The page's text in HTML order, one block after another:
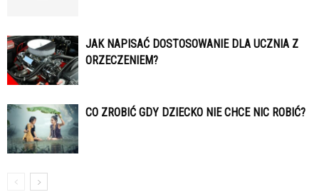
JAK NAPISAĆ DOSTOSOWANIE DLA UCZNIA Z
ORZECZENIEM?
CO ZROBIĆ GDY DZIECKO NIE CHCE NIC ROBIĆ?